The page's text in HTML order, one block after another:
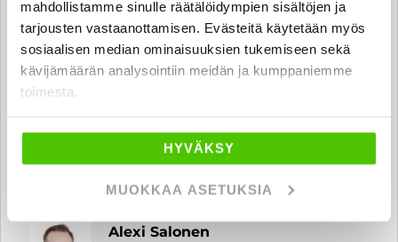
mahdollistamme sinulle räätälöidympien sisältöjen ja
tarjousten vastaanottamisen. Evästeitä käytetään myös
sosiaalisen median ominaisuuksien tukemiseen sekä
kävijämäärän analysointiin meidän ja kumppaniemme
toimesta.
HYVÄKSY
MUOKKAA ASETUKSIA
Aleksanteri Pakka
Automyyjä FI | EN
040 507 9800
Alexi Salonen